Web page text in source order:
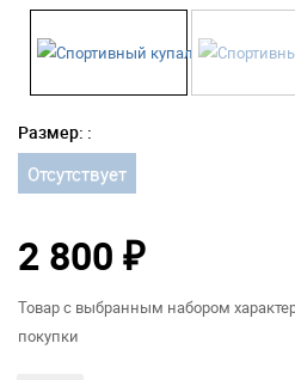
Размер: :
Отсутствует
2 800 ₽
Товар с выбранным набором
покупки